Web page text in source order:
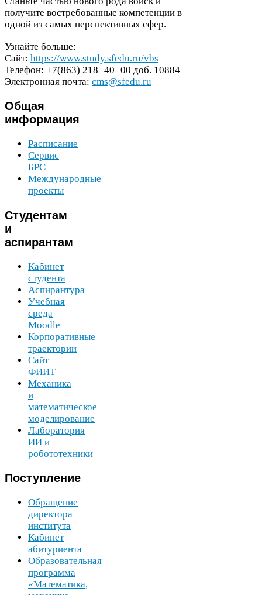
получите востребованные компетенции в
одной из самых перспективных сфер.
Узнайте больше:
Сайт: https://​www​.study​.sfedu​.ru/​v​b​s
Телефон: +7(863) 218−40−00 доб. 10884
Электронная почта: cms@sfedu.ru
Общая
информация
Расписание
Сервис
БРС
Международные
проекты
Студентам
и
аспирантам
Кабинет
студента
Аспирантура
Учебная
среда
Moodle
Корпоративные
траектории
Сайт
ФИИТ
Механика
и
математическое
моделирование
Лаборатория
ИИ и
робототехники
Поступление
Обращение
директора
института
Кабинет
абитуриента
Образовательная
программа
«Математика,